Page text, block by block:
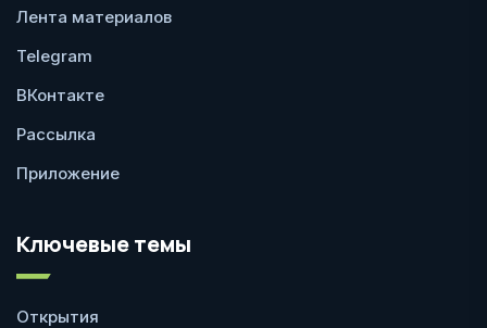
Лента материалов
Telegram
ВКонтакте
Рассылка
Приложение
Ключевые темы
Открытия